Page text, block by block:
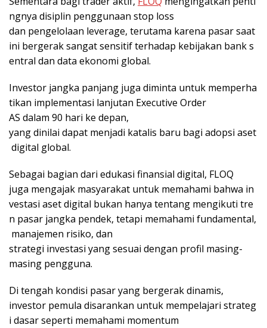
ngnya disiplin penggunaan stop loss
dan pengelolaan leverage, terutama karena pasar saat
ini bergerak sangat sensitif terhadap kebijakan bank s
entral dan data ekonomi global.
Investor jangka panjang juga diminta untuk memperha
tikan implementasi lanjutan Executive Order
AS dalam 90 hari ke depan,
yang dinilai dapat menjadi katalis baru bagi adopsi aset
digital global.
Sebagai bagian dari edukasi finansial digital, FLOQ
juga mengajak masyarakat untuk memahami bahwa in
vestasi aset digital bukan hanya tentang mengikuti tre
n pasar jangka pendek, tetapi memahami fundamental,
manajemen risiko, dan
strategi investasi yang sesuai dengan profil masing-
masing pengguna.
Di tengah kondisi pasar yang bergerak dinamis,
investor pemula disarankan untuk mempelajari strateg
i dasar seperti memahami momentum